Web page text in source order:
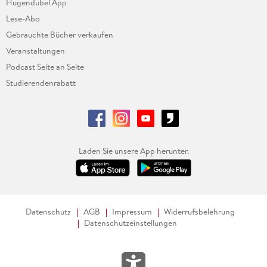
Hugendubel App
Lese-Abo
Gebrauchte Bücher verkaufen
Veranstaltungen
Podcast Seite an Seite
Studierendenrabatt
Laden Sie unsere App herunter.
Datenschutz AGB Impressum
Widerrufsbelehrung
Datenschutzeinstellungen